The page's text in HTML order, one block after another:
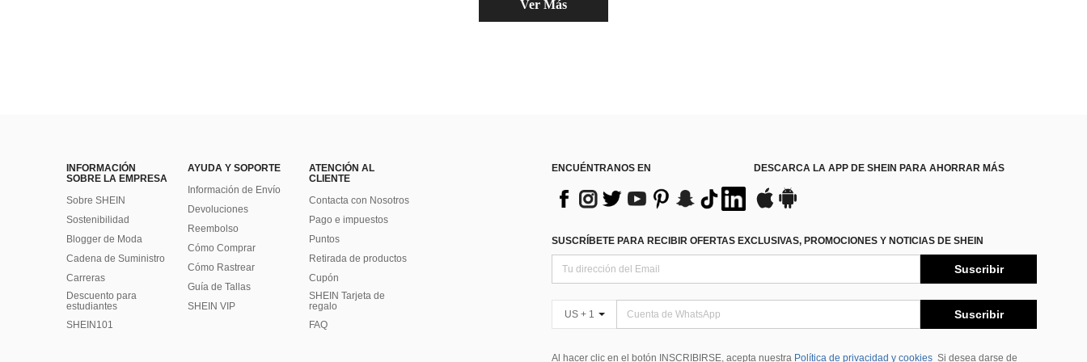
Ver Más
INFORMACIÓN
SOBRE LA EMPRESA
Sobre SHEIN
Sostenibilidad
Blogger de Moda
Cadena de Suministro
Carreras
Descuento para
estudiantes
SHEIN101
AYUDA Y SOPORTE
Información de Envío
Devoluciones
Reembolso
Cómo Comprar
Cómo Rastrear
Guía de Tallas
SHEIN VIP
ATENCIÓN AL
CLIENTE
Contacta con Nosotros
Pago e impuestos
Puntos
Retirada de productos
Cupón
SHEIN Tarjeta de
regalo
FAQ
ENCUÉNTRANOS EN DESCARCA LA APP DE SHEIN PARA AHORRAR MÁS
SUSCRÍBETE PARA RECIBIR OFERTAS EXCLUSIVAS, PROMOCIONES Y NOTICIAS DE SHEIN
Suscribir
US + 1 Suscribir
Al hacer clic en el botón INSCRIBIRSE, acepta nuestra Política de privacidad y cookies Si desea darse de